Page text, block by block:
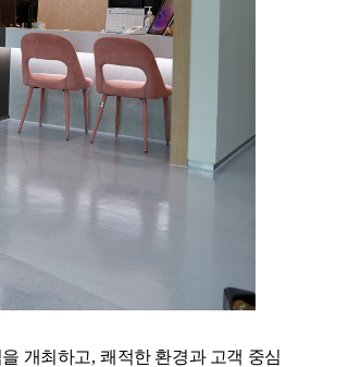
개최하고,쾌적한 환경과 고객 중심